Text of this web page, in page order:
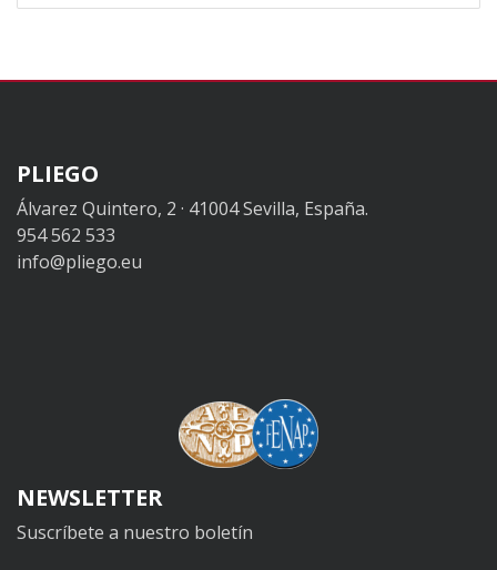
PLIEGO
Álvarez Quintero, 2 · 41004 Sevilla, España.
954 562 533
info@pliego.eu
NEWSLETTER
Suscríbete a nuestro boletín